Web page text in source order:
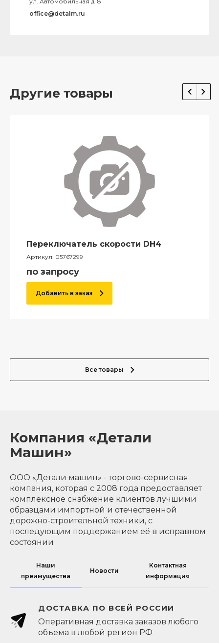
office@detalm.ru
Другие товары
Переключатель скорости DH4
Артикул: 05767299
по запросу
Добавить в заказ
Все товары
Компания «Детали
Машин»
ООО «Детали машин» - торгово-сервисная
компания, которая с 2008 года предоставляет
комплексное снабжение клиентов лучшими
образцами импортной и отечественной
дорожно-строительной техники, с
последующим поддержанием её в исправном
состоянии
Наши
преимущества
Новости
Контактная
информация
ДОСТАВКА ПО ВСЕЙ РОССИИ
Оперативная доставка заказов любого
объема в любой регион РФ